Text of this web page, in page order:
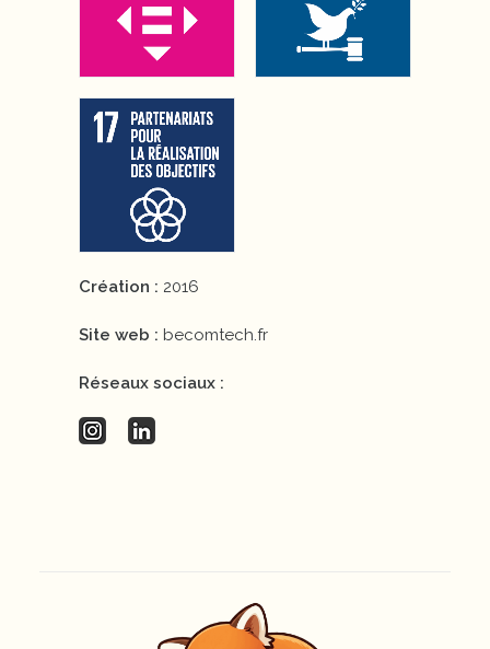
Création : 2016
Site web : becomtech.fr
Réseaux sociaux :